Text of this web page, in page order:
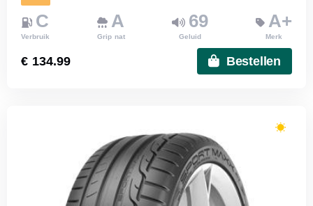
C
Verbruik
A
Grip nat
69
Geluid
A+
Merk
€ 134.99 Bestellen